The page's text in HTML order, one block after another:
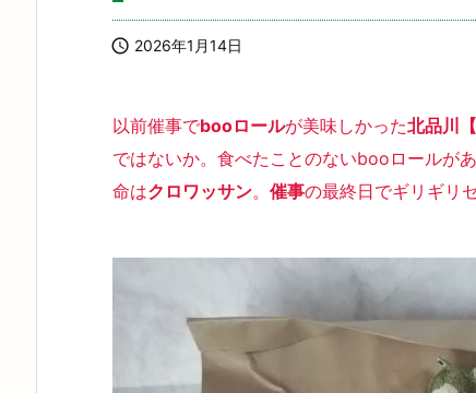
 2026年1月14日
以前催事でbooロールが美味しかった北品川
ではないか。食べたことのないbooロールが
命はクロワッサン。 催事の最終日でギリギリセ